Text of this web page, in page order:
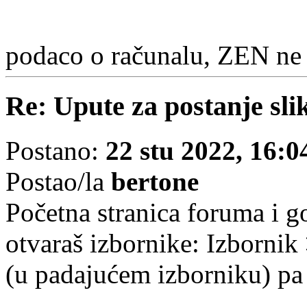
podaco o računalu, ZEN
Re: Upute za postanje
Postano: 22 stu 2022,
Postao/la bertone
Početna stranica foruma i
otvaraš izbornike:
(u padajućem izborniku)